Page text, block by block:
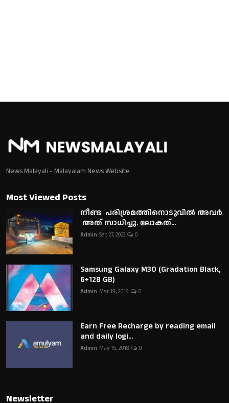
News Malayali - Malayalam News Website
Most Viewed Posts
നീണ്ട പരിശ്രമത്തിനൊടുവിൽ അവർ
അത് സാധിച്ചു. ലോകത്...
Admin Sep 27, 2022 0
Samsung Galaxy M30 (Gradation Black,
6+128 GB)
Admin Mar 19, 2019 0
Earn Free Recharge by reading email
and daily logi...
Admin May 15, 2018 0
Newsletter